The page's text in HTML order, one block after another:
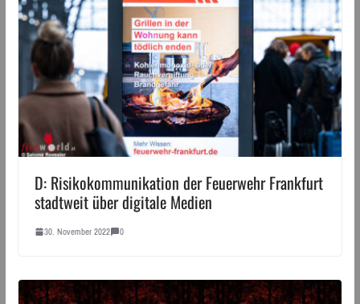
D: Risikokommunikation der Feuerwehr Frankfurt
stadtweit über digitale Medien
30. November 2022 0